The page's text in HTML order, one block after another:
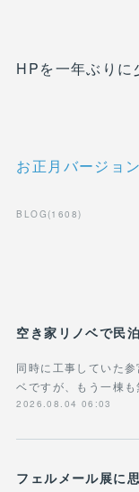
HPを一年ぶりに
お正月バージョン
BLOG (1608)
空き家リノベで民
同時に工事していた
ベですが、もう一棟
2026.08.04 06:03
フェルメール展に